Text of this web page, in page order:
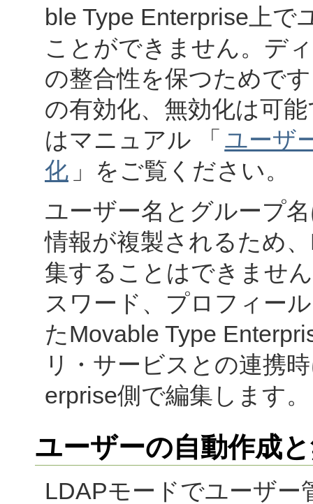
ble Type Enterprise上で
ことができません。デ
の整合性を保つためで
の有効化、無効化は可
はマニュアル 「 ユーザ
化 」をご覧ください。
ユーザー名とグループ
情報が複製されるため
集することはできませ
スワード、プロフィー
たMovable Type
リ・サービスとの連携
erprise側で編集します。
ユーザーの自動作成
LDAPモードでユーザ